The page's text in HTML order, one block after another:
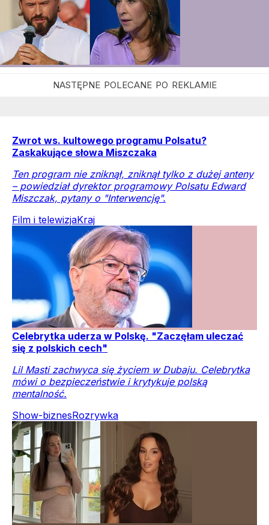
Zwrot ws. kultowego programu Polsatu?
Zaskakujące słowa Miszczaka
Ten program nie zniknął, zniknął tylko z dużej anteny
– powiedział dyrektor programowy Polsatu Edward
Miszczak, pytany o "Interwencję".
Film i telewizjaKraj
Celebrytka uderza w Polskę. "Zaczęłam uleczać
się z polskich cech"
Lil Masti zachwyca się życiem w Dubaju. Celebrytka
mówi o bezpieczeństwie i krytykuje polską
mentalność.
Show-biznesRozrywka